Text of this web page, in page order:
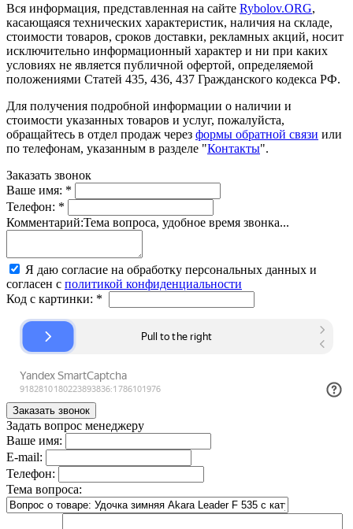
Вся информация, представленная на сайте Rybolov.ORG,
касающаяся технических характеристик, наличия на складе,
стоимости товаров, сроков доставки, рекламных акций, носит
исключительно информационный характер и ни при каких
условиях не является публичной офертой, определяемой
положениями Статей 435, 436, 437 Гражданского кодекса РФ.
Для получения подробной информации о наличии и
стоимости указанных товаров и услуг, пожалуйста,
обращайтесь в отдел продаж через формы обратной связи или
по телефонам, указанным в разделе "Контакты".
Заказать звонок
Ваше имя: *
Телефон: *
Комментарий:Тема вопроса, удобное время звонка...
Я даю согласие на обработку персональных данных и
согласен с политикой конфиденциальности
Код с картинки: *
Задать вопрос менеджеру
Ваше имя:
E-mail:
Телефон:
Тема вопроса: